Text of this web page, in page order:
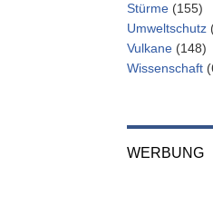
Stürme (155)
Umweltschutz
Vulkane (148)
Wissenschaft
WERBUNG